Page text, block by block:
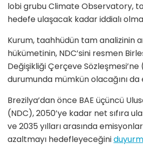
lobi grubu Climate Observatory,
hedefe ulaşacak kadar iddialı
Kurum, taahhüdün tam analizinin
hükümetinin, NDC’sini resmen
Değişikliği Çerçeve Sözleşmesi’ne
durumunda mümkün olacağını da
Brezilya’dan önce BAE üçüncü
(NDC), 2050’ye kadar net sıfıra
ve 2035 yılları arasında
azaltmayı hedefleyeceğini